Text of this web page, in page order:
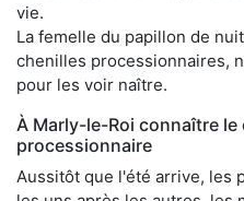
vie.
La femelle du papillon de
chenilles processionnaires,
pour les voir naître.
À Marly-le-Roi connaître
processionnaire
Aussitôt que l'été arrive, les